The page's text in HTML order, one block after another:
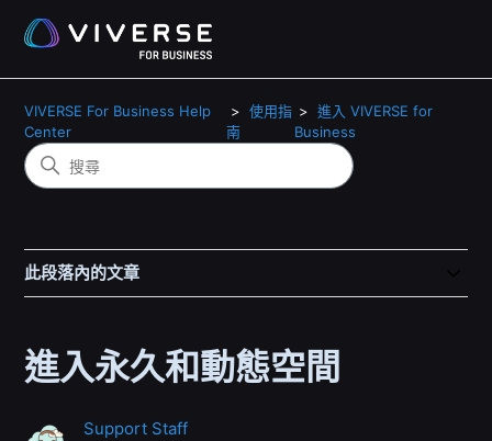
VIVERSE For Business Help
Center
使用指
南
進入 VIVERSE for
Business
此段落內的文章
進入永久和動態空間
Support Staff